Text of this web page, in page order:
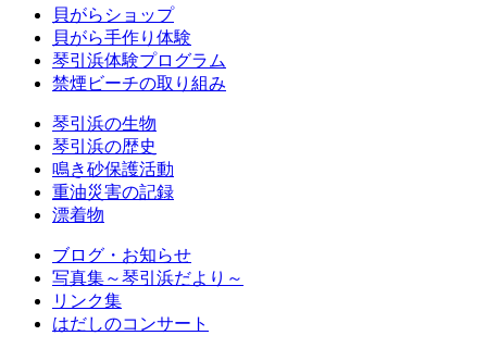
貝がらショップ
貝がら手作り体験
琴引浜体験プログラム
禁煙ビーチの取り組み
琴引浜の生物
琴引浜の歴史
鳴き砂保護活動
重油災害の記録
漂着物
ブログ・お知らせ
写真集～琴引浜だより～
リンク集
はだしのコンサート